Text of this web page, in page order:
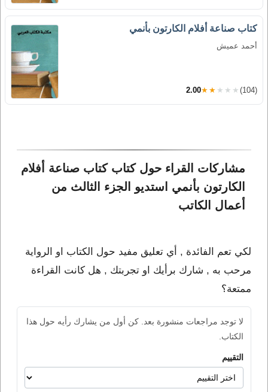
كتاب صناعة أفلام الكارتون بأنمي
أحمد عميش
2.00★★★★★ (104)
مشاركات القراء حول كتاب كتاب صناعة أفلام
الكارتون بأنمي استديو الجزء الثالث من
أعمال الكاتب
لكي تعم الفائدة , أي تعليق مفيد حول الكتاب او الرواية
مرحب به , شارك برأيك او تجربتك , هل كانت القراءة
ممتعة؟
لا توجد مراجعات منشورة بعد. كن أول من يشارك رأيه حول هذا
الكتاب.
التقييم